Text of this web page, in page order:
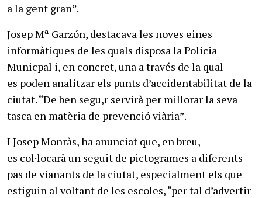
a la gent gran”.
Josep Mª Garzón, destacava les noves eines
informàtiques de les quals disposa la Policia
Municpal i, en concret, una a través de la qual
es poden analitzar els punts d’accidentabilitat de la
ciutat. “De ben segu,r servirà per millorar la seva
tasca en matèria de prevenció viària”.
I Josep Monràs, ha anunciat que, en breu,
es col·locarà un seguit de pictogrames a diferents
pas de vianants de la ciutat, especialment els que
estiguin al voltant de les escoles, “per tal d’advertir